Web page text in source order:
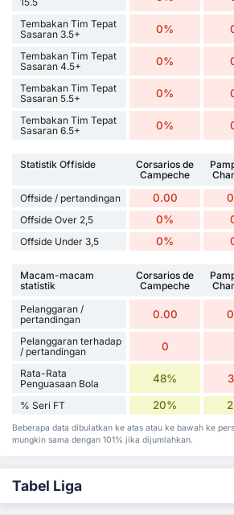
Tembakan Tim Tepat
Sasaran 3.5+
0%
Tembakan Tim Tepat
Sasaran 4.5+
0%
Tembakan Tim Tepat
Sasaran 5.5+
0%
Tembakan Tim Tepat
Sasaran 6.5+
0%
Statistik Offiside
Corsarios de
Campeche
Offside / pertandingan 0.00
Offside Over 2,5 0%
Offside Under 3,5 0%
Macam-macam
statistik
Corsarios de
Campeche
Pelanggaran /
pertandingan
0.00
Pelanggaran terhadap
/ pertandingan
0
Rata-Rata
Penguasaan Bola
48%
% Seri FT 20%
Beberapa data dibulatkan ke atas atau ke bawah ke
mungkin sama dengan 101% jika dijumlahkan.
Tabel Liga